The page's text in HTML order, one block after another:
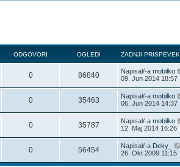
ODGOVORI OGLEDI ZADNJI PRISPEVEK
0 86840 Napisal/-a mobilko
09. Jun 2014 18:57
0 35463 Napisal/-a mobilko
06. Jun 2014 14:37
0 35787 Napisal/-a mobilko
12. Maj 2014 16:26
0 56454 Napisal/-a Deky_
26. Okt 2009 11:15